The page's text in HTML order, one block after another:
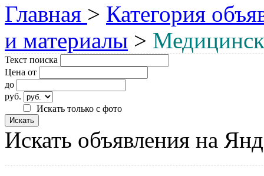
Главная > Категория
и материалы >
Текст поиска
Цена от
до
руб.
Искать только с фото
Искать объявления на